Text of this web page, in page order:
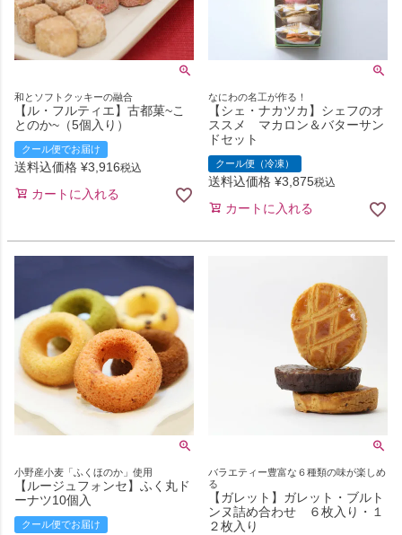
和とソフトクッキーの融合
【ル・フルティエ】古都菓~こ
とのか~（5個入り）
クール便でお届け
送料込価格 ¥3,916税込
カートに入れる
なにわの名工が作る！
【シェ・ナカツカ】シェフのオ
ススメ マカロン＆バターサン
ドセット
クール便（冷凍）
送料込価格 ¥3,875税込
カートに入れる
小野産小麦「ふくほのか」使用
【ルージュフォンセ】ふく丸ド
ーナツ10個入
クール便でお届け
バラエティー豊富な６種類の味が楽しめ
る
【ガレット】ガレット・ブルト
ンヌ詰め合わせ ６枚入り・１
２枚入り